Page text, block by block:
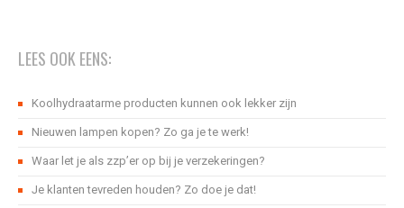
LEES OOK EENS:
Koolhydraatarme producten kunnen ook lekker zijn
Nieuwen lampen kopen? Zo ga je te werk!
Waar let je als zzp’er op bij je verzekeringen?
Je klanten tevreden houden? Zo doe je dat!